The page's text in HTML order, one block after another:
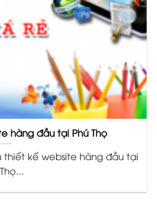
hàng đầu tại Phú Thọ
thiết kế website hàng đầu tại